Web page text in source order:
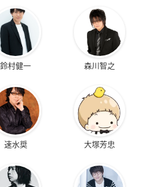
鈴村健一 森川智之
速水奨 大塚芳忠